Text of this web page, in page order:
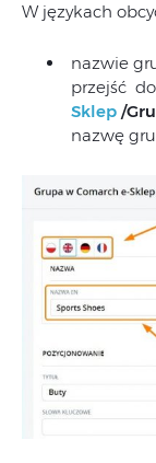
W językach
nazwie
przejść
Sklep /
nazwę